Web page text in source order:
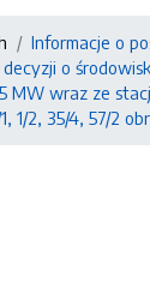
Informacje o
o
wraz ze
1/2, 35/4, 57/2